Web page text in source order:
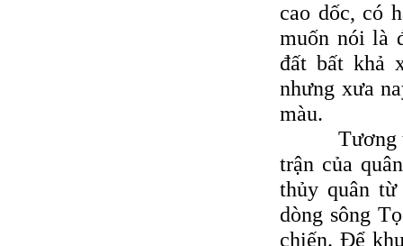
cao dốc, có
muốn nói là
đất bất khả
nhưng xưa
màu.
Tương
trận của
thủy quân
dòng sông
chiến. Ðể